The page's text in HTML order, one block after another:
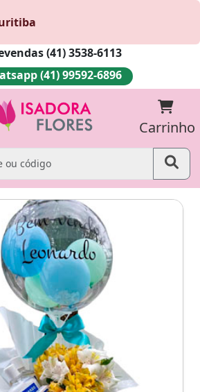
(41) 3538-6113
(41) 99592-6896
Carrinho